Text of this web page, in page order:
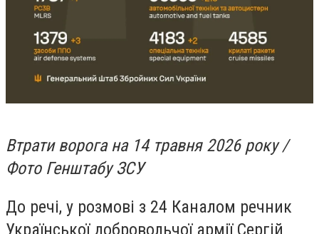
Втрати ворога на 14 травня 2026 року /
Фото Генштабу ЗСУ
До речі, у розмові з 24 Каналом речник
Української добровольчої армії Сергій